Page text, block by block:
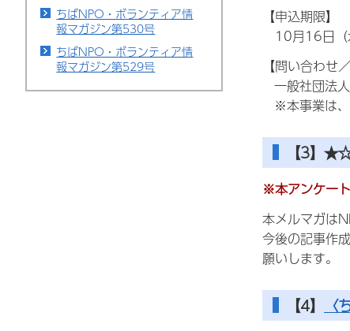
ちばNPO・ボランティア情
報マガジン第530号
ちばNPO・ボランティア情
報マガジン第529号
【申込期限】
10月16日（
【問い合わせ
一般社団法
※本事業は、
【3】
※本アンケー
本メルマガは
今後の記事作
願いします。
【4】 〈